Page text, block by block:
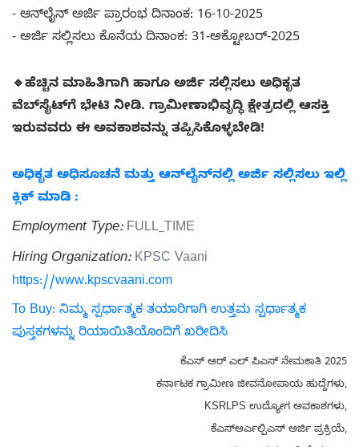
- ಆನ್‌ಲೈನ್ ಅರ್ಜಿ ಪ್ರಾರಂಭ ದಿನಾಂಕ: 16-10-2025
- ಅರ್ಜಿ ಸಲ್ಲಿಸಲು ಕೊನೆಯ ದಿನಾಂಕ: 31-ಅಕ್ಟೋಬರ್-2025
🔹ಹೆಚ್ಚಿನ ಮಾಹಿತಿಗಾಗಿ ಹಾಗೂ ಅರ್ಜಿ ಸಲ್ಲಿಸಲು ಅಧಿಕೃತ
ವೆಬ್‌ಸೈಟ್‌ಗೆ ಭೇಟಿ ನೀಡಿ. ಗ್ರಾಮೀಣಾಭಿವೃದ್ಧಿ ಕ್ಷೇತ್ರದಲ್ಲಿ ಆಸಕ್ತಿ
ಇರುವವರು ಈ ಅವಕಾಶವನ್ನು ತಪ್ಪಿಸಿಕೊಳ್ಳಬೇಡಿ!
ಅಧಿಕೃತ ಅಧಿಸೂಚನೆ ಮತ್ತು ಆನ್‌ಲೈನ್‌ನಲ್ಲಿ ಅರ್ಜಿ ಸಲ್ಲಿಸಲು ಇಲ್ಲಿ
ಕ್ಲಿಕ್ ಮಾಡಿ :
Employment Type: FULL_TIME
Hiring Organization: KPSC Vaani
https://www.kpscvaani.com
To Buy: ನಿಮ್ಮ ಸ್ಪರ್ಧಾತ್ಮಕ ತಯಾರಿಗಾಗಿ ಉತ್ತಮ ಸ್ಪರ್ಧಾತ್ಮಕ
ಪುಸ್ತಕಗಳನ್ನು ರಿಯಾಯಿತಿಯೊಂದಿಗೆ ಖರೀದಿಸಿ
ಕೆಎಸ್ ಆರ್ ಎಲ್ ಪಿಎಸ್ ನೇಮಕಾತಿ 2025
ಕರ್ನಾಟಕ ಗ್ರಾಮೀಣ ಜೀವನೋಪಾಯ ಹುದ್ದೆಗಳು,
KSRLPS ಉದ್ಯೋಗ ಅವಕಾಶಗಳು,
ಕೆಎಸ್ಆರ್ಎಲ್ಪಿಎಸ್ ಅರ್ಜಿ ಪ್ರಕ್ರಿಯೆ,